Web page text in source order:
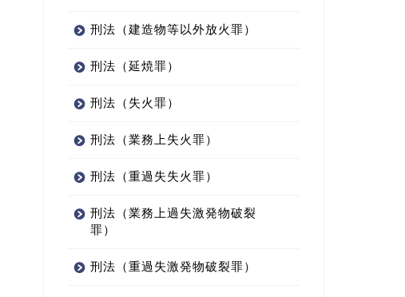
刑法（建造物等以外放火罪）
刑法（延焼罪）
刑法（失火罪）
刑法（業務上失火罪）
刑法（重過失失火罪）
刑法（業務上過失激発物破裂
罪）
刑法（重過失激発物破裂罪）